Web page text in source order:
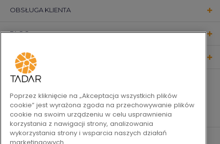
OBSŁUGA KLIENTA
BLOG
KONTAKT
Poprzez kliknięcie na „Akceptacja wszystkich plików
cookie” jest wyrażona zgoda na przechowywanie plików
cookie na swoim urządzeniu w celu usprawnienia
korzystania z nawigacji strony, analizowania
wykorzystania strony i wsparcia naszych działań